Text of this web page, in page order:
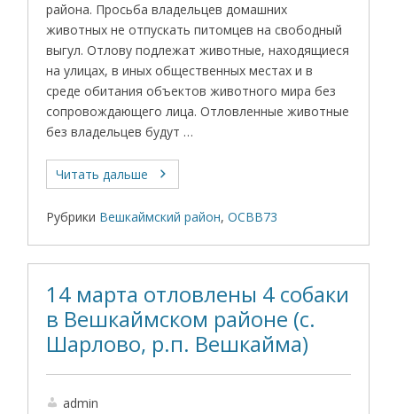
района. Просьба владельцев домашних
животных не отпускать питомцев на свободный
выгул. Отлову подлежат животные, находящиеся
на улицах, в иных общественных местах и в
среде обитания объектов животного мира без
сопровождающего лица. Отловленные животные
без владельцев будут …
Читать дальше
Рубрики Вешкаймский район,ОСВВ73
14 марта отловлены 4 собаки
в Вешкаймском районе (с.
Шарлово, р.п. Вешкайма)
admin